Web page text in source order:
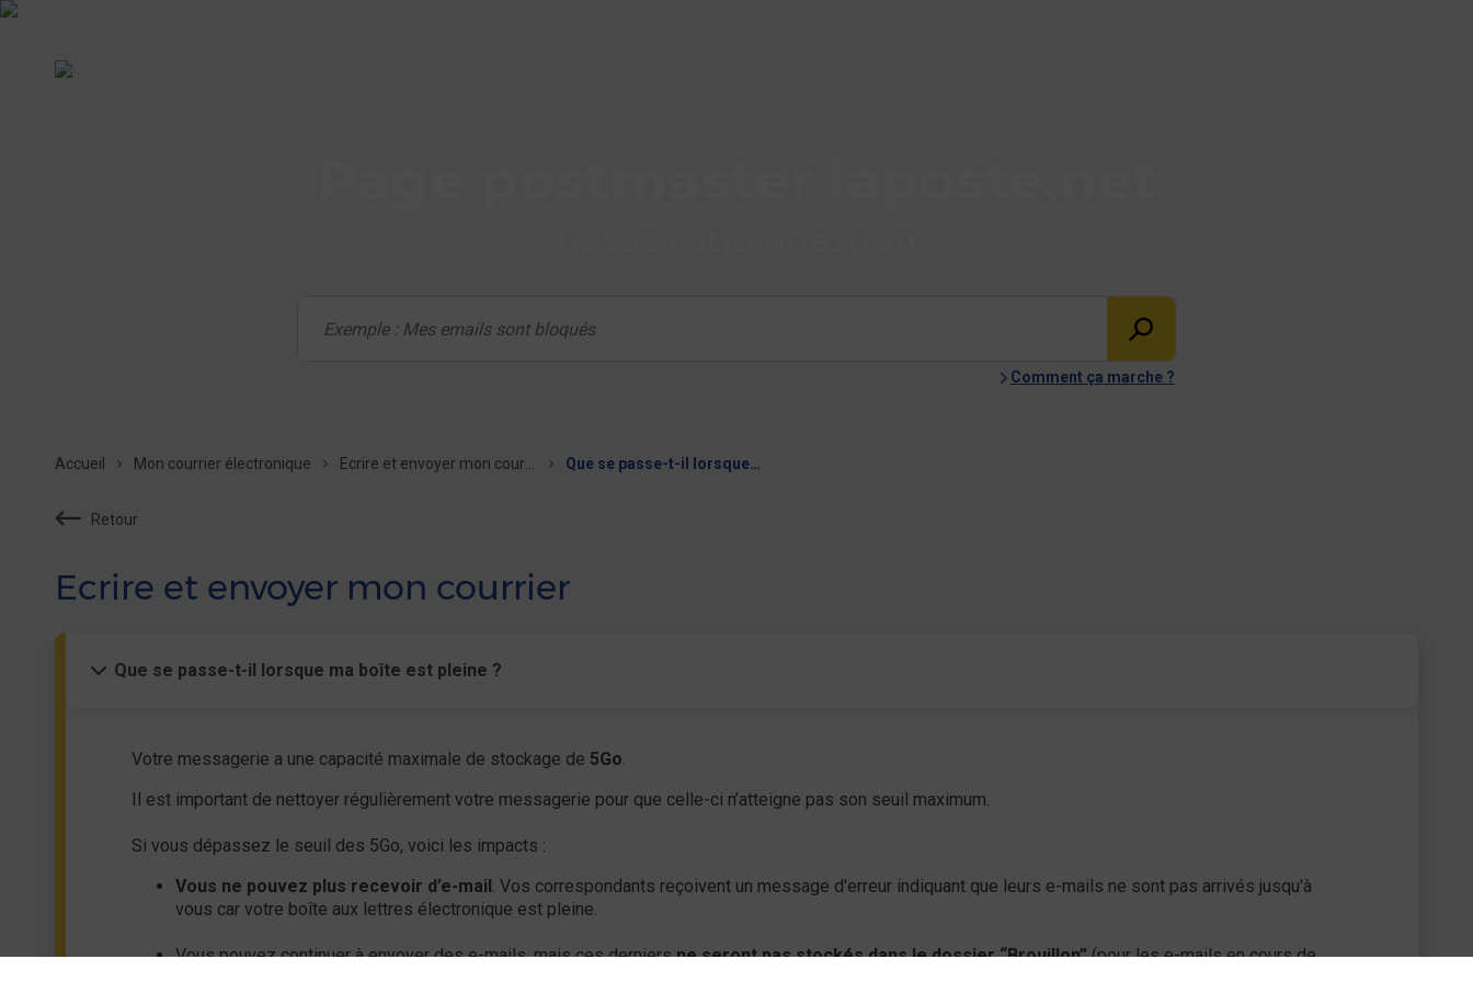
Comment ça marche ?
Accueil Mon courrier électronique Que se passe-t-il lorsque ma boîte est pleine ?
Retour
Ecrire et envoyer mon courrier
Que se passe-t-il lorsque ma boîte est pleine ?
Votre messagerie a une capacité maximale de stockage de 5Go.
Il est important de nettoyer régulièrement votre messagerie pour que celle-ci n’atteigne pas son seuil maximum.
Si vous dépassez le seuil des 5Go, voici les impacts :
Vous ne pouvez plus recevoir d’e-mail. Vos correspondants reçoivent un message d'erreur indiquant que leurs e-mails ne sont pas arrivés jusqu'à
vous car votre boîte aux lettres électronique est pleine.
Vous pouvez continuer à envoyer des e-mails, mais ces derniersne seront pas stockés dans le dossier “Brouillon”(pour les e-mails en cours de